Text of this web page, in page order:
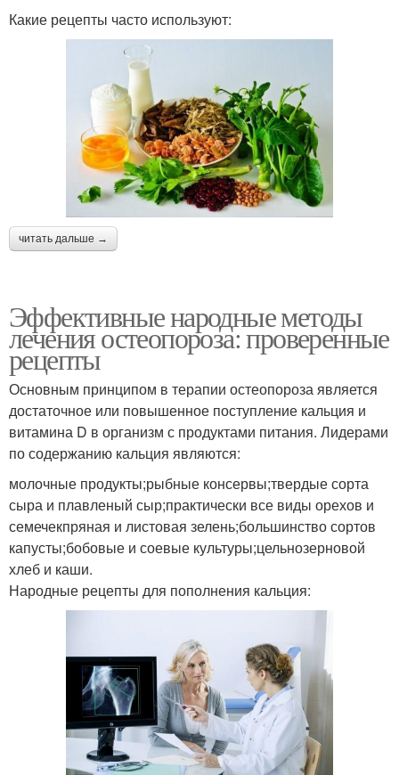
Какие рецепты часто используют:
читать дальше →
Эффективные народные методы
лечения остеопороза: проверенные
рецепты
Основным принципом в терапии остеопороза является
достаточное или повышенное поступление кальция и
витамина D в организм с продуктами питания. Лидерами
по содержанию кальция являются:
молочные продукты;рыбные консервы;твердые сорта
сыра и плавленый сыр;практически все виды орехов и
семечекпряная и листовая зелень;большинство сортов
капусты;бобовые и соевые культуры;цельнозерновой
хлеб и каши.
Народные рецепты для пополнения кальция: